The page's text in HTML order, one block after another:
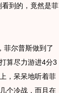
看到的，竟然是菲
尔普斯做到了
算尽力游进4分3
，呆呆地听着菲
个冷战，而且在